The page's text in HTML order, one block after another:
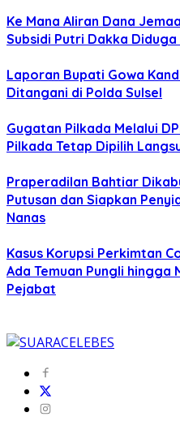
Ke Mana Aliran Dana
Subsidi Putri Dakka
Laporan Bupati Gowa
Ditangani di Polda Sulsel
Gugatan Pilkada Melalui
Pilkada Tetap Dipilih
Praperadilan Bahtiar
Putusan dan Siapkan
Nanas
Kasus Korupsi Perkimtan
Ada Temuan Pungli hingga
Pejabat